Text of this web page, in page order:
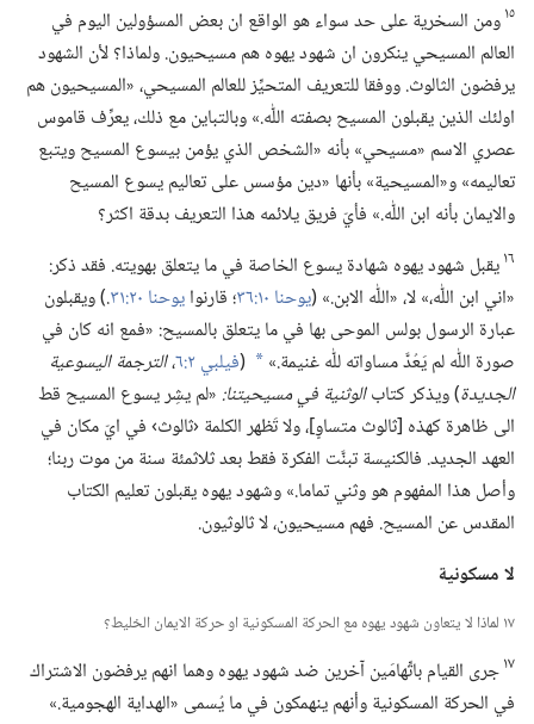
١٥ومن السخرية على حد سواء هو الواقع ان بعض المسؤولين اليوم في
العالم المسيحي ينكرون ان شهود يهوه هم مسيحيون.‏ ولماذا؟‏ لأن الشهود
يرفضون الثالوث.‏ ووفقا للتعريف المتحيِّز للعالم المسيحي،‏ «المسيحيون هم
اولئك الذين يقبلون المسيح بصفته اللّٰه.‏» وبالتباين مع ذلك،‏ يعرِّف قاموس
عصري الاسم «مسيحي» بأنه «الشخص الذي يؤمن بيسوع المسيح ويتبع
تعاليمه» و«المسيحية» بأنها «دين مؤسس على تعاليم يسوع المسيح
والايمان بأنه ابن اللّٰه.‏» فأيّ فريق يلائمه هذا التعريف بدقة اكثر؟‏
١٦يقبل شهود يهوه شهادة يسوع الخاصة في ما يتعلق بهويته.‏ فقد ذكر:‏
«اني ابن اللّٰه،‏» لا،‏ «اللّٰه الابن.‏» (‏يوحنا ١٠:‏٣٦ ‏؛‏ قارنوايوحنا ٢٠:‏٣١
‏.‏)‏ ويقبلون
عبارة الرسول بولس الموحى بها في ما يتعلق بالمسيح:‏ «فمع انه كان في
صورة اللّٰه لم يَعُدَّ مساواته للّٰه غنيمة.‏»‏ *
(‏فيلبي ٢:‏٦ ‏،‏الترجمة اليسوعية
الجديدة‏)‏ ويذكر كتابالوثنية في مسيحيتنا:‏ ‏«لم يشِر يسوع المسيح قط
الى ظاهرة كهذه [ثالوث متساوٍ]،‏ ولا تَظهر الكلمة ‹ثالوث› في ايّ مكان في
العهد الجديد.‏ فالكنيسة تبنَّت الفكرة فقط بعد ثلاثمئة سنة من موت ربنا؛‏
وأصل هذا المفهوم هو وثني تماما.‏» وشهود يهوه يقبلون تعليم الكتاب
المقدس عن المسيح.‏ فهم مسيحيون،‏ لا ثالوثيون.‏
لا مسكونية
١٧ لماذا لا يتعاون شهود يهوه مع الحركة المسكونية او حركة الايمان الخليط؟‏
١٧جرى القيام باتِّهامَين آخرين ضد شهود يهوه وهما انهم يرفضون الاشتراك
في الحركة المسكونية وأنهم ينهمكون في ما يُسمى «الهداية الهجومية.‏»